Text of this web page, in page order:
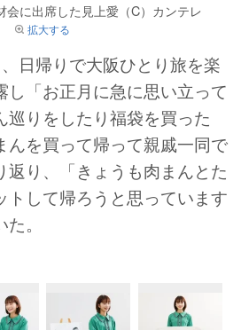
会に出席した見上愛（C）カンテレ
拡大する
日帰りで大阪ひとり旅を楽
し「お正月に急に思い立って
巡りをしたり福袋を買った
んを買って帰って親戚一同で
返り、「きょうも肉まんとた
トして帰ろうと思っています
。